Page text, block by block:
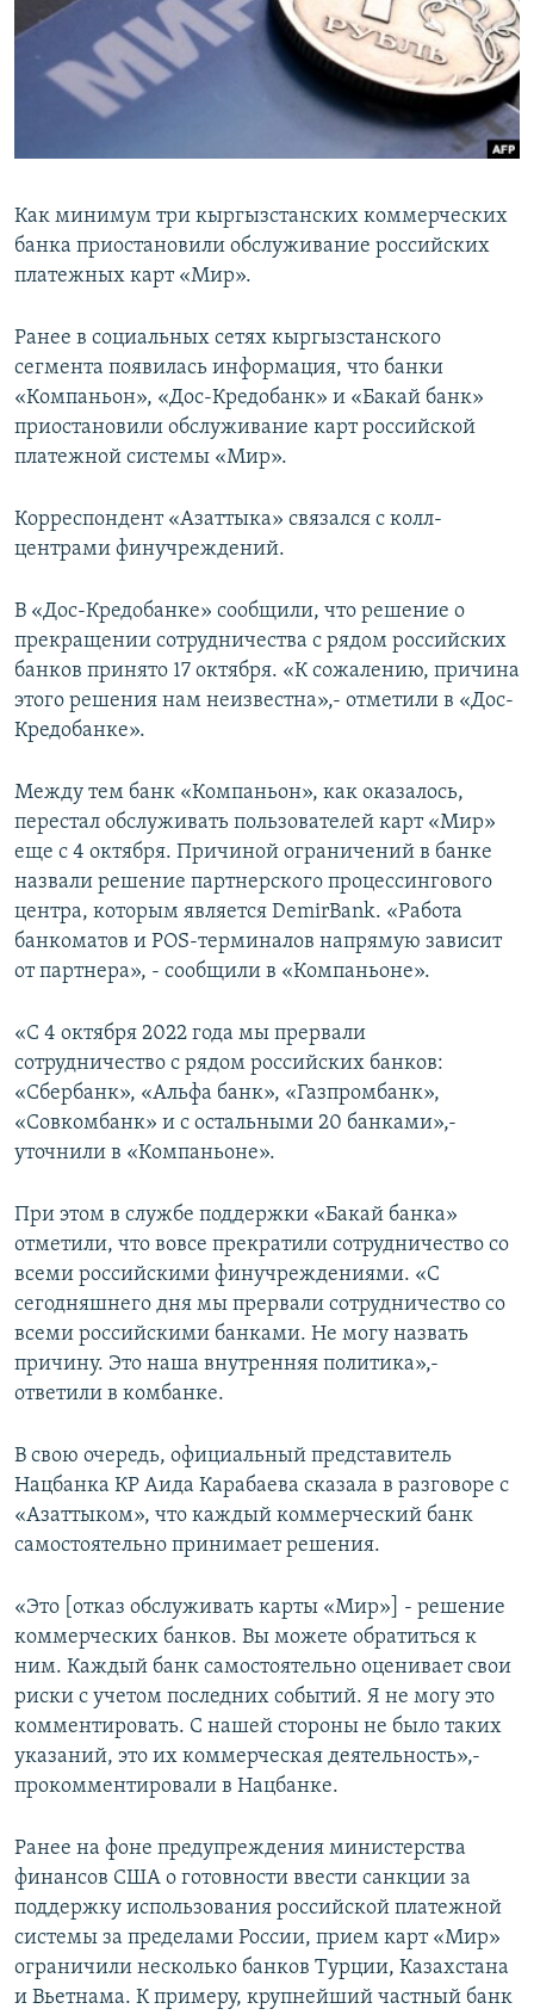
Как минимум три кыргызстанских коммерческих
банка приостановили обслуживание российских
платежных карт «Мир».
Ранее в социальных сетях кыргызстанского
сегмента появилась информация, что банки
«Компаньон», «Дос-Кредобанк» и «Бакай банк»
приостановили обслуживание карт российской
платежной системы «Мир».
Корреспондент «Азаттыка» связался с колл-
центрами финучреждений.
В «Дос-Кредобанке» сообщили, что решение о
прекращении сотрудничества с рядом российских
банков принято 17 октября. «К сожалению, причина
этого решения нам неизвестна»,- отметили в «Дос-
Кредобанке».
Между тем банк «Компаньон», как оказалось,
перестал обслуживать пользователей карт «Мир»
еще с 4 октября. Причиной ограничений в банке
назвали решение партнерского процессингового
центра, которым является DemirBank. «Работа
банкоматов и POS-терминалов напрямую зависит
от партнера», - сообщили в «Компаньоне».
«С 4 октября 2022 года мы прервали
сотрудничество с рядом российских банков:
«Сбербанк», «Альфа банк», «Газпромбанк»,
«Совкомбанк» и с остальными 20 банками»,-
уточнили в «Компаньоне».
При этом в службе поддержки «Бакай банка»
отметили, что вовсе прекратили сотрудничество со
всеми российскими финучреждениями. «С
сегодняшнего дня мы прервали сотрудничество со
всеми российскими банками. Не могу назвать
причину. Это наша внутренняя политика»,-
ответили в комбанке.
В свою очередь, официальный представитель
Нацбанка КР Аида Карабаева сказала в разговоре с
«Азаттыком», что каждый коммерческий банк
самостоятельно принимает решения.
«Это [отказ обслуживать карты «Мир»] - решение
коммерческих банков. Вы можете обратиться к
ним. Каждый банк самостоятельно оценивает свои
риски с учетом последних событий. Я не могу это
комментировать. С нашей стороны не было таких
указаний, это их коммерческая деятельность»,-
прокомментировали в Нацбанке.
Ранее на фоне предупреждения министерства
финансов США о готовности ввести санкции за
поддержку использования российской платежной
системы за пределами России, прием карт «Мир»
ограничили несколько банков Турции, Казахстана
и Вьетнама. К примеру, крупнейший частный банк